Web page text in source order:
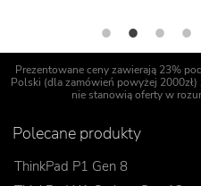
Prezentowane ceny zawierają 23%
Polski (dla zamówień powyżej
nie stanowią oferty w
Polecane produkty
ThinkPad P1 Gen 8